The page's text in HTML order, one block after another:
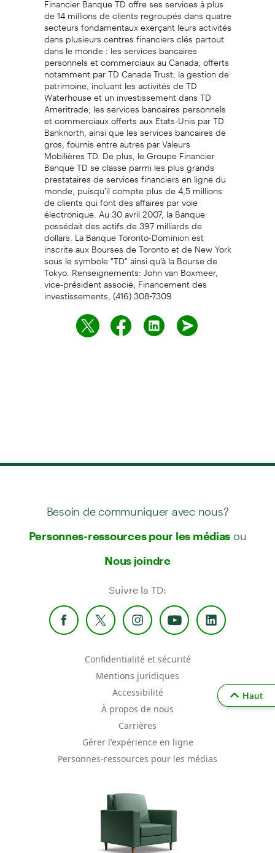
de 14 millions de clients regroupés dans quatre
secteurs fondamentaux exerçant leurs activités
dans plusieurs centres financiers clés partout
dans le monde : les services bancaires
personnels et commerciaux au Canada, offerts
notamment par TD Canada Trust; la gestion de
patrimoine, incluant les activités de TD
Waterhouse et un investissement dans TD
Ameritrade; les services bancaires personnels
et commerciaux offerts aux Etats-Unis par TD
Banknorth, ainsi que les services bancaires de
gros, fournis entre autres par Valeurs
Mobilières TD. De plus, le Groupe Financier
Banque TD se classe parmi les plus grands
prestataires de services financiers en ligne du
monde, puisqu'il compte plus de 4,5 millions
de clients qui font des affaires par voie
électronique. Au 30 avril 2007, la Banque
possédait des actifs de 397 milliards de
dollars. La Banque Toronto-Dominion est
inscrite aux Bourses de Toronto et de New York
sous le symbole "TD" ainsi qu'à la Bourse de
Tokyo. Renseignements: John van Boxmeer,
vice-président associé, Financement des
investissements, (416) 308-7309
Besoin de communiquer avec nous?
Personnes-ressources pour les médias ou
Nous joindre
Suivre la TD:
Confidentialité et sécurité
Mentions juridiques
Accessibilité
À propos de nous
Carrières
Gérer l'expérience en ligne
Personnes-ressources pour les médias
Haut